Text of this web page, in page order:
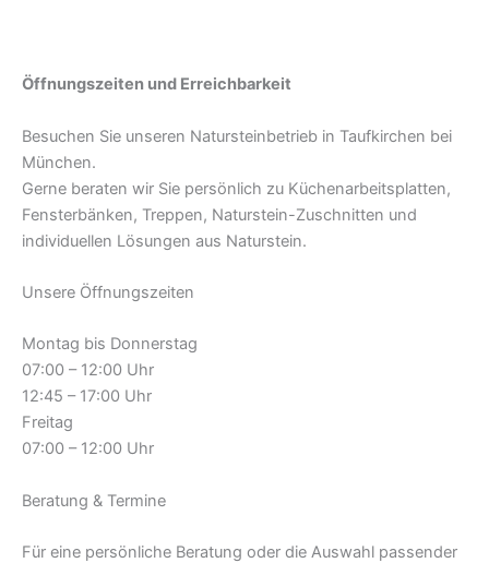
Öffnungszeiten und Erreichbarkeit
Besuchen Sie unseren Natursteinbetrieb in Taufkirchen bei
München.
Gerne beraten wir Sie persönlich zu Küchenarbeitsplatten,
Fensterbänken, Treppen, Naturstein-Zuschnitten und
individuellen Lösungen aus Naturstein.
Unsere Öffnungszeiten
Montag bis Donnerstag
07:00 – 12:00 Uhr
12:45 – 17:00 Uhr
Freitag
07:00 – 12:00 Uhr
Beratung & Termine
Für eine persönliche Beratung oder die Auswahl passender